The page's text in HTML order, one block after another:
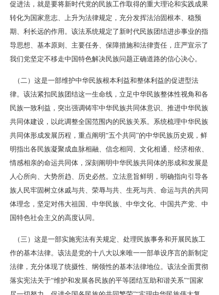
促进法，就是要将新时代党的民族工作取得的重大理论和实践成果
转化为国家意志、上升为法律规定，充分发挥法治固根本、稳预
期、利长远的作用。该法系统规定了新时代民族团结进步事业的指
导思想、基本原则、主要任务、保障措施和法律责任，庄严宣示了
我们党坚定不移走中国特色解决民族问题正确道路的信心决心。
（二）这是一部维护中华民族根本利益和整体利益的促进型法
律。该法紧扣民族团结这一生命线，立足中华民族整体性视角和各
民族一致利益，突出强调铸牢中华民族共同体意识、推进中华民族
共同体建设，以此调整全国范围内的民族关系。系统梳理中华民族
共同体形成发展历程，重点阐明“五个共同”的中华民族历史观，鲜
明指出各民族凝聚成血脉相融、信念相同、文化相通、经济相依、
情感相亲的命运共同体，深刻阐明中华民族共同体的形成和发展是
人心所向、大势所趋、历史必然。立法意旨鲜明，明确指向引导各
族人民牢固树立休戚与共、荣辱与共、生死与共、命运与共的共同
体理念，坚定对伟大祖国、中华民族、中华文化、中国共产党、中
国特色社会主义的高度认同。
（三）这是一部实施宪法有关规定、处理民族事务和开展民族工
作的基本法律。该法是党的十八大以来唯一一部单设序言的新制定
法律，充分体现了统摄性、纲领性的基本法律地位。该法全面贯彻
落实宪法关于“维护和发展各民族的平等团结互助和谐关系”“国家